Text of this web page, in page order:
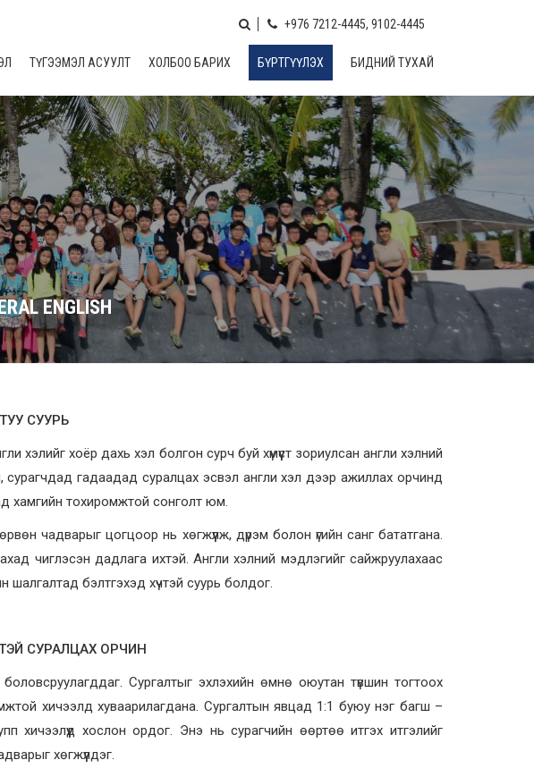
+976 7212-4445, 9102-4445
ТҮГЭЭМЭЛ АСУУЛТ ХОЛБОО БАРИХ БҮРТГҮҮЛЭХ БИДНИЙ ТУХАЙ
ENGLISH
СУУРЬ
хэлийг хоёр дахь хэл болгон сурч буй хүмүүст зориулсан англи хэлний
гадаадад суралцах эсвэл англи хэл дээр ажиллах орчинд
хамгийн тохиромжтой сонголт юм.
чадварыг цогцоор нь хөгжүүлж, дүрэм болон үгийн санг бататгана.
чиглэсэн дадлага ихтэй. Англи хэлний мэдлэгийг сайжруулахаас
шалгалтад бэлтгэхэд хүчтэй суурь болдог.
СУРАЛЦАХ ОРЧИН
боловсруулагддаг. Сургалтыг эхлэхийн өмнө оюутан түвшин тогтоох
хичээлд хуваарилагдана. Сургалтын явцад 1:1 буюу нэг багш –
хичээлүүд хослон ордог. Энэ нь сурагчийн өөртөө итгэх итгэлийг
хөгжүүлдэг.